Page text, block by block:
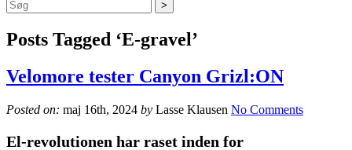
Søg
Posts Tagged ‘E-gravel’
Velomore tester Canyon Grizl:ON
Posted on: maj 16th, 2024 by Lasse Klausen No Comments
El-revolutionen har raset inden for